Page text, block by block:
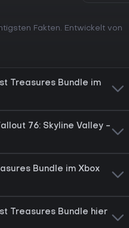
Fakten. Entwickelt von
Treasures Bundle im
76: Skyline Valley -
Bundle im Xbox
Treasures Bundle hier